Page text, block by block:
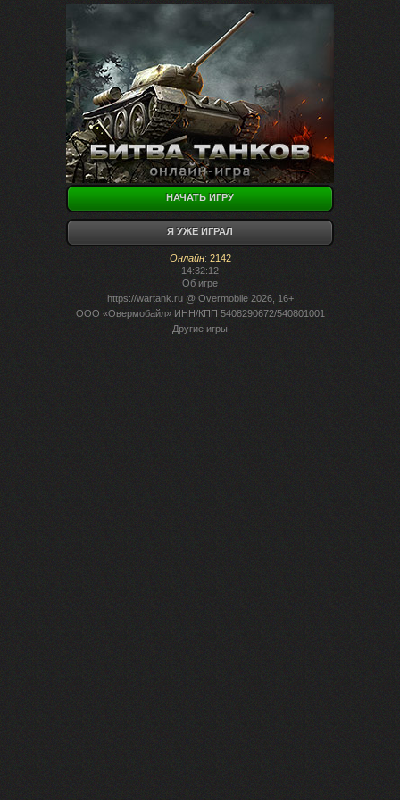
НАЧАТЬ ИГРУ
Я УЖЕ ИГРАЛ
Онлайн: 2142
14:32:12
Об игре
https://wartank.ru@ Overmobile 2026, 16+
ООО «Овермобайл» ИНН/КПП 5408290672/540801001
Другие игры